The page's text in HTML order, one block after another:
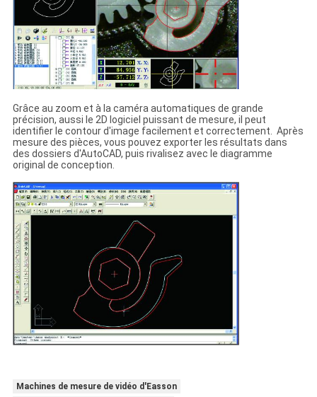
Grâce au zoom et à la caméra automatiques de grande
précision, aussi le 2D logiciel puissant de mesure, il peut
identifier le contour d'image facilement et correctement. Après
mesure des pièces, vous pouvez exporter les résultats dans
des dossiers d'AutoCAD, puis rivalisez avec le diagramme
original de conception.
Machines de mesure de vidéo d'Easson